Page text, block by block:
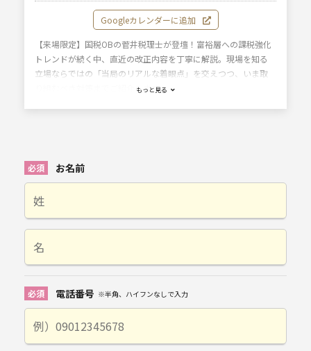
Googleカレンダーに追加
【来場限定】国税OBの菅井税理士が登壇！富裕層への課税強化
トレンドが続く中、直近の改正内容を丁寧に解説。現場を知る
立場ならではの「当局のリアルな着眼点」を交えつつ、いま取
り組むべき対策までご紹介します。
もっと見る
お名前
電話番号 ※半角、ハイフンなしで入力